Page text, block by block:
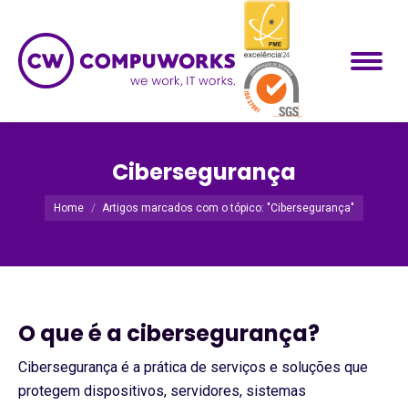
Cibersegurança
Você está aqui:
Home Artigos marcados com o tópico: "Cibersegurança"
O que é a cibersegurança?
Cibersegurança é a prática de serviços e soluções que
protegem dispositivos, servidores, sistemas